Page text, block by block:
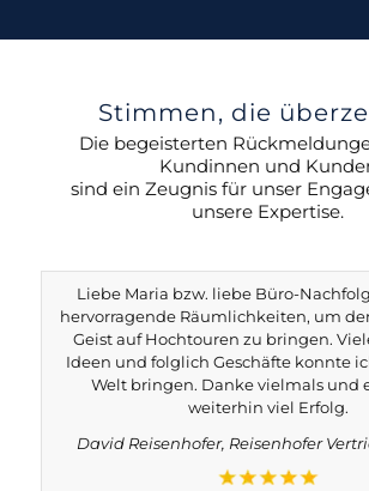
Stimmen, die
Die begeisterten
Kundinnen und
sind ein Zeugnis für unser
unsere Expertise.
Liebe Maria bzw. liebe Büro-
hervorragende Räumlichkeiten, um
Geist auf Hochtouren zu bringen.
Ideen und folglich Geschäfte konnte
Welt bringen. Danke vielmals und
weiterhin viel Erfolg.
David Reisenhofer, Reisenhofer